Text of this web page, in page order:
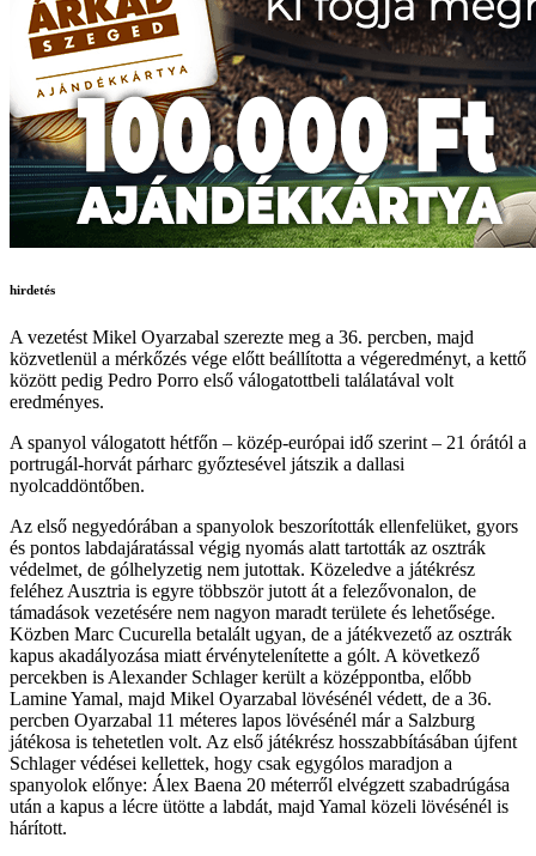
hirdetés
A vezetést Mikel Oyarzabal szerezte meg a 36. percben, majd
közvetlenül a mérkőzés vége előtt beállította a végeredményt, a kettő
között pedig Pedro Porro első válogatottbeli találatával volt
eredményes.
A spanyol válogatott hétfőn – közép-európai idő szerint – 21 órától a
portrugál-horvát párharc győztesével játszik a dallasi
nyolcaddöntőben.
Az első negyedórában a spanyolok beszorították ellenfelüket, gyors
és pontos labdajáratással végig nyomás alatt tartották az osztrák
védelmet, de gólhelyzetig nem jutottak. Közeledve a játékrész
feléhez Ausztria is egyre többször jutott át a felezővonalon, de
támadások vezetésére nem nagyon maradt területe és lehetősége.
Közben Marc Cucurella betalált ugyan, de a játékvezető az osztrák
kapus akadályozása miatt érvénytelenítette a gólt. A következő
percekben is Alexander Schlager került a középpontba, előbb
Lamine Yamal, majd Mikel Oyarzabal lövésénél védett, de a 36.
percben Oyarzabal 11 méteres lapos lövésénél már a Salzburg
játékosa is tehetetlen volt. Az első játékrész hosszabbításában újfent
Schlager védései kellettek, hogy csak egygólos maradjon a
spanyolok előnye: Álex Baena 20 méterről elvégzett szabadrúgása
után a kapus a lécre ütötte a labdát, majd Yamal közeli lövésénél is
hárított.